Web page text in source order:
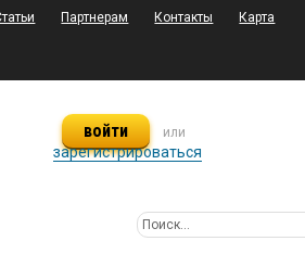
Партнерам Контакты
Карта
войти или
зарегистрироваться